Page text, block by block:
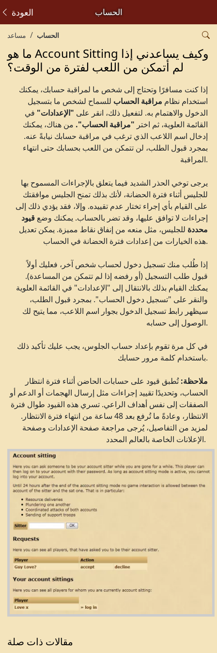
الحساب العودة
مساعد الحساب
ما هو Account Sitting وكيف يساعدني إذا
لم أتمكن من اللعب لفترة من الوقت؟
إذا كنت مسافرًا وتحتاج إلى شخص ما لمراقبة حسابك، يمكنك
استخدام نظام مراقبة الحساب للسماح لشخص ما بتسجيل
الدخول والاهتمام به. لتفعيل ذلك، انقر على "الإعدادات" في
القائمة العلوية، ثم اختر "مراقبة الحساب". من هناك، يمكنك
إدخال اسم اللاعب الذي ترغب في مراقبة حسابك نيابةً عنه.
بمجرد قبول الطلب، لن تتمكن من اللعب بحسابك حتى انتهاء
المراقبة.
يرجى توخي الحذر الشديد فيما يتعلق بالإجراءات المسموح بها
للجليس أثناء فترة الحضانة، لأنك بذلك تمنح الجليس موافقتك
على القيام بأي إجراء تختار عدم تقييده. وإلا، فقد يؤدي ذلك إلى
إجراءات لا توافق عليها، وقد تضر بالحساب. يمكنك وضع قيود
محددة للجليس، مثل منعه من إنفاق نقاط مميزة. يمكن تعديل
هذه الخيارات من إعدادات فترة الحضانة في الحساب.
إذا طُلب منك تسجيل دخول لحساب شخص آخر، فعليك أولاً
قبول طلب التسجيل (أو رفضه إذا لم تتمكن من المساعدة).
يمكنك القيام بذلك بالانتقال إلى "الإعدادات" في القائمة العلوية
والنقر على "تسجيل دخول الحساب". بمجرد قبول الطلب،
سيظهر رابط تسجيل الدخول بجوار اسم اللاعب، مما يتيح لك
الوصول إلى حسابه.
في كل مرة تقوم بإعداد حساب الجلوس، يجب عليك تأكيد ذلك
باستخدام كلمة مرور حسابك.
ملاحظة:تُطبق قيود على حسابات الحاضن أثناء فترة انتظار
الحساب، وتحديدًا تقييد إجراءات مثل إرسال الهجمات أو الدعم أو
الصفقات إلى نفس أهداف الراعي. تسري هذه القيود طوال فترة
الانتظار، وعادةً ما تُرفع بعد 48 ساعة من انتهاء فترة الانتظار.
لمزيد من التفاصيل، يُرجى مراجعة صفحة الإعدادات وصفحة
الإعلانات الخاصة بالعالم المحدد.
مقالات ذات صلة